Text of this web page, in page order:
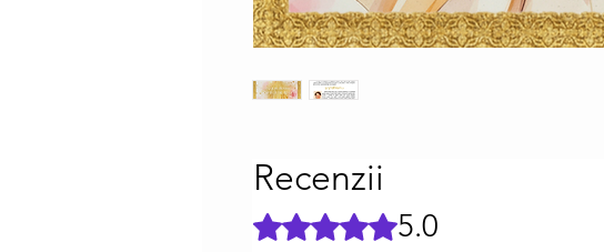
Recenzii
Evaluat(ă) cu 5 din 5 stele.
5.0